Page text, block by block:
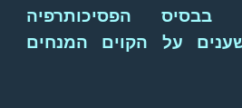
בבסיס הפסיכותרפיה
על הקוים המנחים